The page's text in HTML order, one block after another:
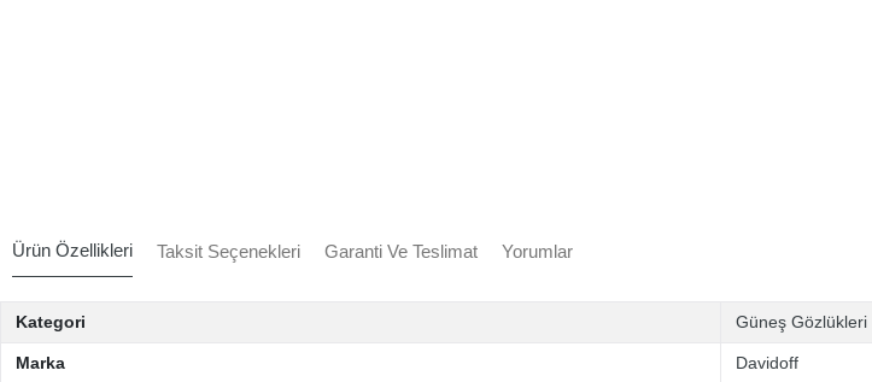
Ürün Özellikleri Taksit Seçenekleri Garanti Ve Teslimat Yorumlar
Kategori Güneş Gözlükleri
Marka Davidoff